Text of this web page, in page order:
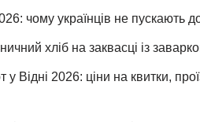
чому українців не пускають
хліб на заквасці із
Відні 2026: ціни на квитки,